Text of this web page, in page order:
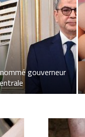
gouverneur